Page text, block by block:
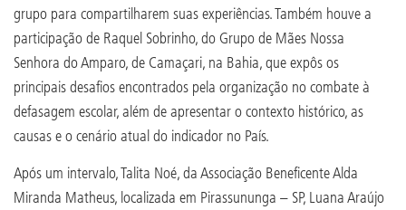
grupo para compartilharem suas experiências. Também houve a
participação de Raquel Sobrinho, do Grupo de Mães Nossa
Senhora do Amparo, de Camaçari, na Bahia, que expôs os
principais desafios encontrados pela organização no combate à
defasagem escolar, além de apresentar o contexto histórico, as
causas e o cenário atual do indicador no País.
Após um intervalo, Talita Noé, da Associação Beneficente Alda
Miranda Matheus, localizada em Pirassununga – SP, Luana Araújo